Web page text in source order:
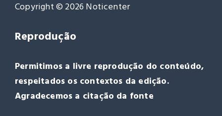
Copyright © 2026 Noticenter
Reprodução
Permitimos a livre reprodução do conteúdo,
respeitados os contextos da edição.
Agradecemos a citação da fonte